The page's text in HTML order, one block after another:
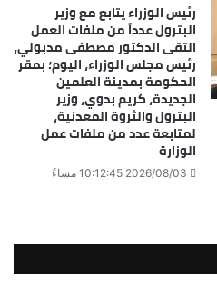
رئيس الوزراء يتابع مع وزير
البترول عدداً من ملفات العمل
التقى الدكتور مصطفى مدبولي،
رئيس مجلس الوزراء، اليوم؛ بمقر
الحكومة بمدينة العلمين
الجديدة، كريم بدوي، وزير
البترول والثروة المعدنية،
لمتابعة عدد من ملفات عمل
الوزارة
2026/08/03 10:12:45 مساءً